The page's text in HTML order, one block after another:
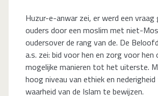
Huzur-e-anwar zei, er werd een vraag
ouders door een moslim met niet-
oudersover de rang van de. De
a.s. zei: bid voor hen en zorg voor hen
mogelijke manieren tot het uiterste.
hoog niveau van ethiek en
waarheid van de Islam te bewijzen.